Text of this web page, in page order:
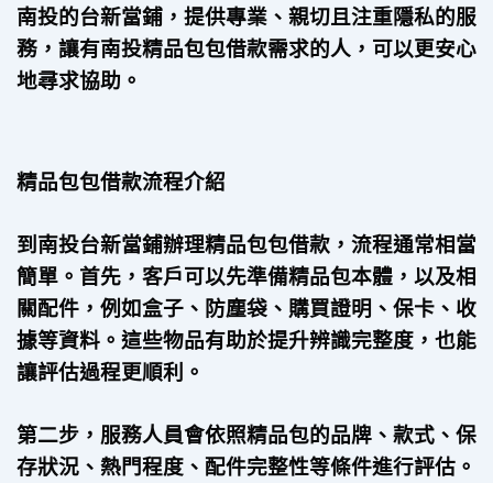
南投的台新當鋪，提供專業、親切且注重隱私的服
務，讓有南投精品包包借款需求的人，可以更安心
地尋求協助。
精品包包借款流程介紹
到南投台新當鋪辦理精品包包借款，流程通常相當
簡單。首先，客戶可以先準備精品包本體，以及相
關配件，例如盒子、防塵袋、購買證明、保卡、收
據等資料。這些物品有助於提升辨識完整度，也能
讓評估過程更順利。
第二步，服務人員會依照精品包的品牌、款式、保
存狀況、熱門程度、配件完整性等條件進行評估。